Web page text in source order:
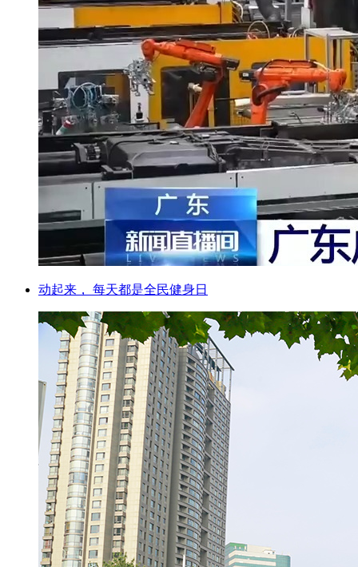
动起来， 每天都是全民健身日